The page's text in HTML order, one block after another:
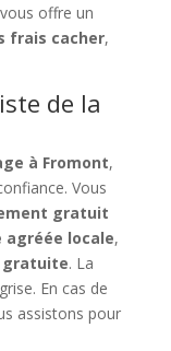
offre un
frais cacher,
de la
à Fromont,
Vous
gratuit
agréée locale,
gratuite. La
En cas de
assistons pour